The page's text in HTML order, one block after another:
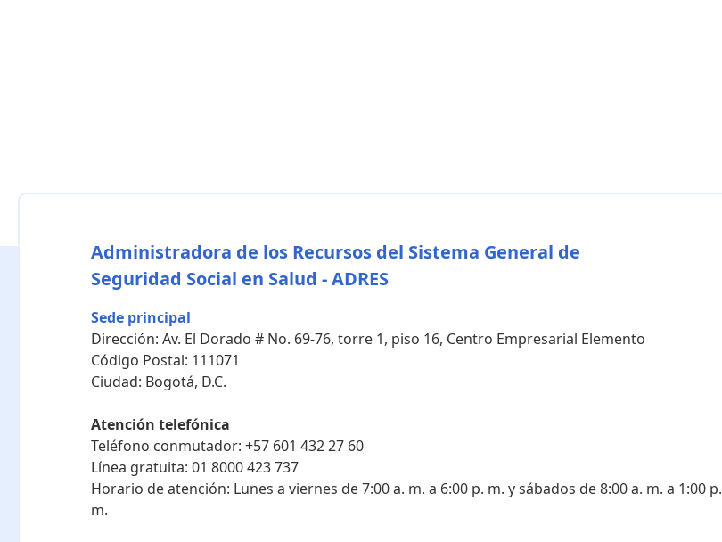
Administradora de los Recursos del Sistema General de
Seguridad Social en Salud - ADRES
Sede principal
Dirección: Av. El Dorado # No. 69-76, torre 1, piso 16, Centro Empresarial Elemento
Código Postal: 111071
Ciudad: Bogotá, D.C.
Atención telefónica
Teléfono conmutador: +57 601 432 27 60
Línea gratuita: 01 8000 423 737
Horario de atención: Lunes a viernes de 7:00 a. m. a 6:00 p. m. y sábados de 8:00 a. m. a 1:00 p.
m.